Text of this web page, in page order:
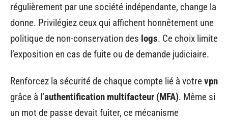
régulièrement par une société indépendante, change la
donne. Privilégiez ceux qui affichent honnêtement une
politique de non-conservation des logs. Ce choix limite
l’exposition en cas de fuite ou de demande judiciaire.
Renforcez la sécurité de chaque compte lié à votrevpn
grâce à l’authentification multifacteur (MFA). Même si
un mot de passe devait fuiter, ce mécanisme